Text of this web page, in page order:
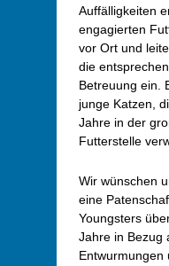
Auffälligkeiten
engagierten
vor Ort und
die
Betreuung ein.
junge Katzen,
Jahre in der
Futterstelle
Wir wünschen
eine
Youngsters
Jahre in Bezug
Entwurmungen